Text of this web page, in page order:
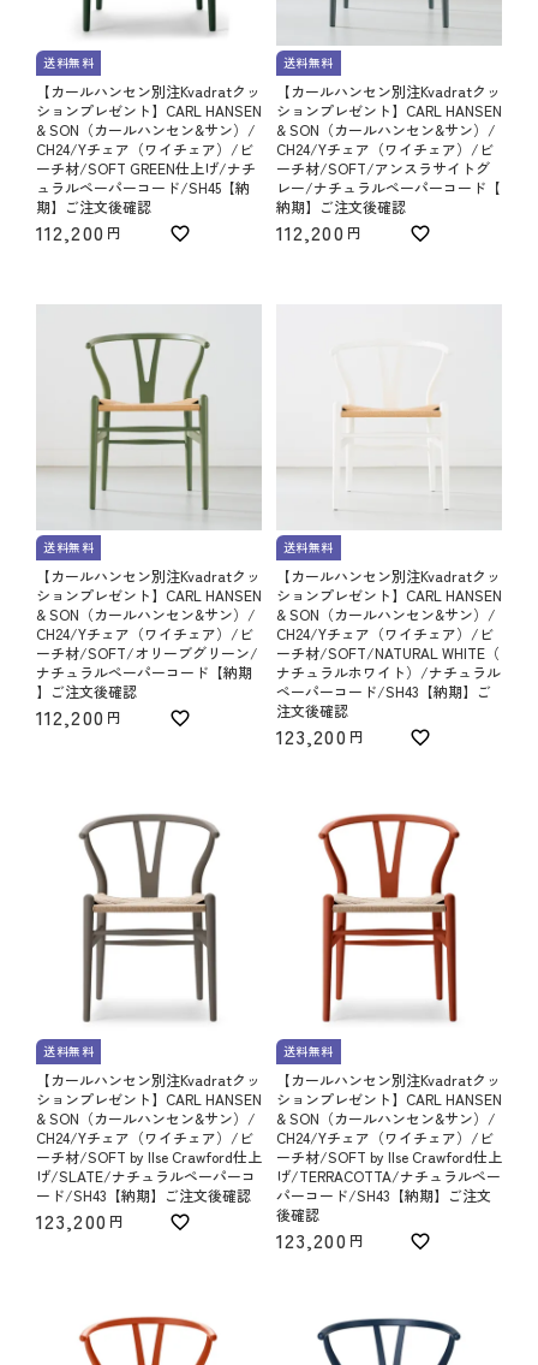
送料無料
【カールハンセン別注Kvadratクッ
ションプレゼント】CARL HANSEN
& SON（カールハンセン&サン）/
CH24/Yチェア（ワイチェア）/ビ
ーチ材/SOFT GREEN仕上げ/ナチ
ュラルペーパーコード/SH45【納
期】ご注文後確認
112,200
送料無料
【カールハンセン別注Kvadratクッ
ションプレゼント】CARL HANSEN
& SON（カールハンセン&サン）/
CH24/Yチェア（ワイチェア）/ビ
ーチ材/SOFT/アンスラサイトグ
レー/ナチュラルペーパーコード【
納期】ご注文後確認
112,200
送料無料
【カールハンセン別注Kvadratクッ
ションプレゼント】CARL HANSEN
& SON（カールハンセン&サン）/
CH24/Yチェア（ワイチェア）/ビ
ーチ材/SOFT/オリーブグリーン/
ナチュラルペーパーコード【納期
】ご注文後確認
112,200
送料無料
【カールハンセン別注Kvadratクッ
ションプレゼント】CARL HANSEN
& SON（カールハンセン&サン）/
CH24/Yチェア（ワイチェア）/ビ
ーチ材/SOFT/NATURAL WHITE（
ナチュラルホワイト）/ナチュラル
ペーパーコード/SH43【納期】ご
注文後確認
123,200
送料無料
【カールハンセン別注Kvadratクッ
ションプレゼント】CARL HANSEN
& SON（カールハンセン&サン）/
CH24/Yチェア（ワイチェア）/ビ
ーチ材/SOFT by Ilse Crawford仕上
げ/SLATE/ナチュラルペーパーコ
ード/SH43【納期】ご注文後確認
123,200
送料無料
【カールハンセン別注Kvadratクッ
ションプレゼント】CARL HANSEN
& SON（カールハンセン&サン）/
CH24/Yチェア（ワイチェア）/ビ
ーチ材/SOFT by Ilse Crawford仕上
げ/TERRACOTTA/ナチュラルペー
パーコード/SH43【納期】ご注文
後確認
123,200